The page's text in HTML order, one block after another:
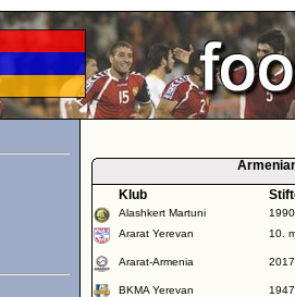
Klub
Alashkert Martuni
1990
Ararat Yerevan
10.
Ararat-Armenia 2017
BKMA Yerevan
1947